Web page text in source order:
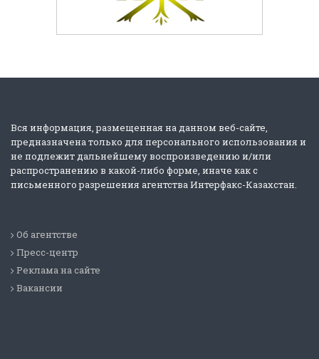
Вся информация, размещенная на данном веб-сайте,
предназначена только для персонального использования и
не подлежит дальнейшему воспроизведению и/или
распространению в какой-либо форме, иначе как с
письменного разрешения агентства Интерфакс-Казахстан.
Об агентстве
Пресс-центр
Реклама на сайте
Вакансии